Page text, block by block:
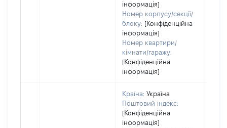
інформація]
Номер корпусу/секції/
блоку: [Конфіденційна
інформація]
Номер квартири/
кімнати/гаражу:
[Конфіденційна
інформація]
Країна: Україна
Поштовий індекс:
[Конфіденційна
інформація]